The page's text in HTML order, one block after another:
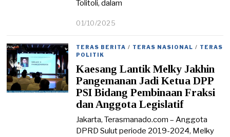
Tolitoli, dalam
01/10/2025
1
/
2
2
5
TERAS BERITA / TERAS NASIONAL / TERAS
POLITIK
Kaesang Lantik Melky Jakhin
Pangemanan Jadi Ketua DPP
PSI Bidang Pembinaan Fraksi
dan Anggota Legislatif
Jakarta, Terasmanado.com – Anggota
DPRD Sulut periode 2019-2024, Melky